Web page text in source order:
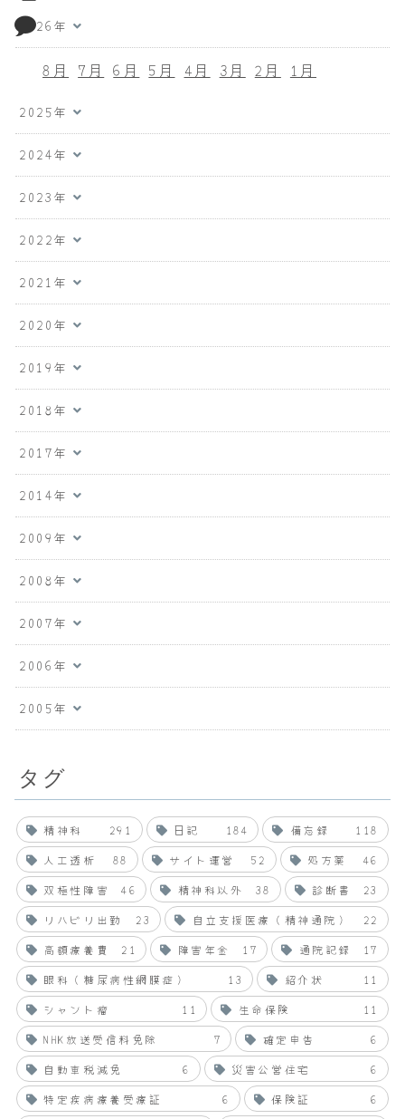
2026年
8月 7月 6月 5月 4月 3月 2月 1月
2025年
2024年
2023年
2022年
2021年
2020年
2019年
2018年
2017年
2014年
2009年
2008年
2007年
2006年
2005年
タグ
精神科 291 日記 184 備忘録
118
人工透析
88 サイト運営 52 処方薬
46
双極性障害
46 精神科以外 38 診断書
23
リハビリ出勤
23 自立支援医療（精神通院）
22
高額療養費
21 障害年金 17 通院記録
17
眼科（糖尿病性網膜症）
13 紹介状
11
シャント瘤
11 生命保険
11
NHK放送受信料免除
7 確定申告
6
自動車税減免
6 災害公営住宅
6
特定疾病療養受療証
6 保険証 6